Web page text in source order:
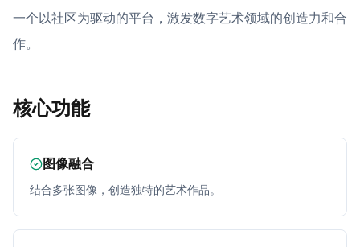
一个以社区为驱动的平台，激发数字艺术领域的创造力和合
作。
核心功能
图像融合
结合多张图像，创造独特的艺术作品。